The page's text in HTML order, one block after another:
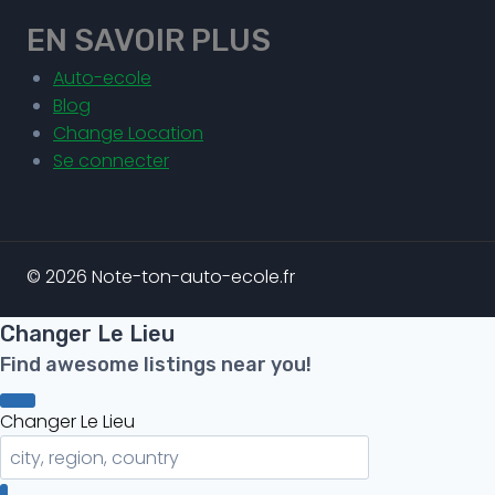
EN SAVOIR PLUS
Auto-ecole
Blog
Change Location
Se connecter
© 2026 Note-ton-auto-ecole.fr
Changer Le Lieu
Find awesome listings near you!
Changer Le Lieu